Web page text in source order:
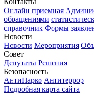
Контакты
Онлайн приемная
обращениями
справочник Формы
Новости
Новости Мероприятия
Совет
Депутаты Решения
Безопасность
АнтиНарко Антитеррор
Подробная карта сайта